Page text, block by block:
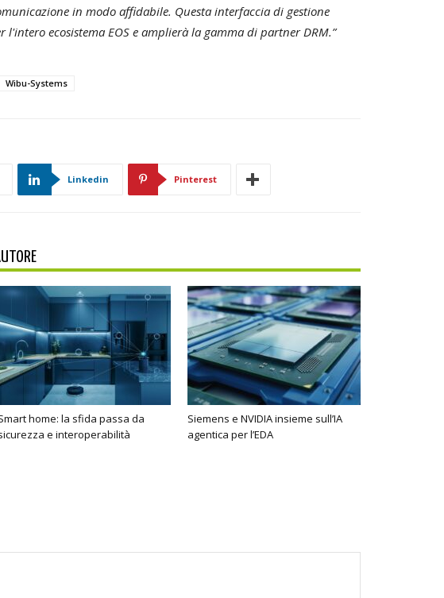
in modo affidabile. Questa interfaccia di gestione
ecosistema EOS e amplierà la gamma di partner DRM.”
Wibu-Systems
Linkedin Pinterest
home: la sfida passa da
e interoperabilità
Siemens e NVIDIA insieme sull’IA
agentica per l’EDA